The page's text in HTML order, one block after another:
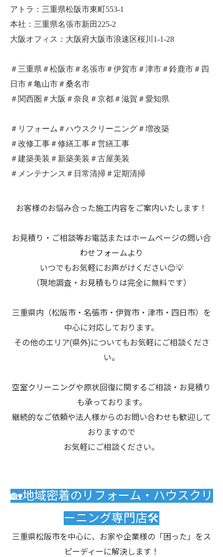
アトラ：三重県松阪市東町553-1
本社：三重県名張市新田225-2
大阪オフィス：大阪府大阪市浪速区桜川1-1-28
＃三重県＃松阪市＃名張市＃伊賀市＃津市＃鈴鹿市＃四
日市＃亀山市＃桑名市
＃関西圏＃大阪＃奈良＃京都＃滋賀＃愛知県
＃リフォーム＃ハウスクリーニング＃増改築
＃改修工事＃修繕工事＃営繕工事
＃建築美装＃新築美装＃古屋美装
＃メンテナンス＃日常清掃＃定期清掃
お客様のお悩み合った施工内容をご案内いたします！
お見積り・ご相談等お電話またはホームページの問い合
わせフォームより
いつでもお気軽にお声がけください😊💡
（現地調査・お見積もりは完全に無料です）
三重県内（松阪市・名張市・伊賀市・津市・四日市）を
中心に対応しております。
その他のエリア(県外)についてもお気軽にご相談くださ
い。
空室クリーニングや原状回復に関するご相談・お見積り
も承っております。
継続的なご依頼や法人様からのお問い合わせも歓迎して
おりますので
お気軽にご相談ください。
🏡地域密着のリフォーム・ハウスクリ
ーニング専門店🛠️
三重県松阪市を中心に、お家や企業様の「困った」をス
ピーディーに解決します！